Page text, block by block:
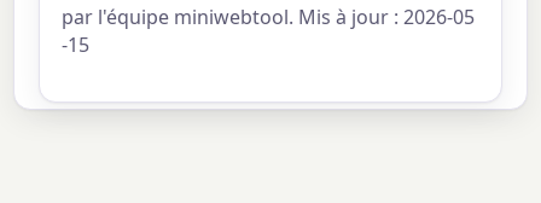
par l'équipe miniwebtool. Mis à jour : 2026-05
-15